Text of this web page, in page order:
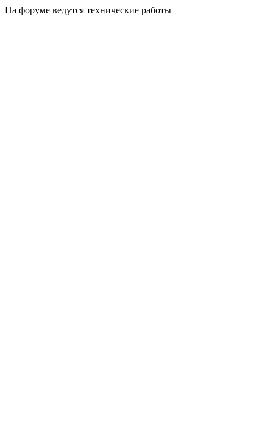
На форуме ведутся технические работы